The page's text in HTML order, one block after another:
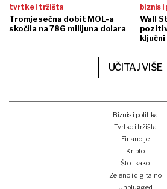
tvrtke i tržišta
Tromjesečna dobit MOL-a
skočila na 786 milijuna dolara
biznis
Wall
UČITAJ VIŠE
Biznis i politika
Tvrtke i tržišta
Financije
Kripto
Što i kako
Zeleno i digitalno
Unplugged